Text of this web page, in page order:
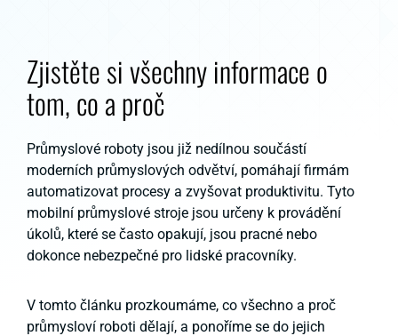
Zjistěte si všechny informace o
tom, co a proč
Průmyslové roboty jsou již nedílnou součástí
moderních průmyslových odvětví, pomáhají firmám
automatizovat procesy a zvyšovat produktivitu. Tyto
mobilní průmyslové stroje jsou určeny k provádění
úkolů, které se často opakují, jsou pracné nebo
dokonce nebezpečné pro lidské pracovníky.
V tomto článku prozkoumáme, co všechno a proč
průmysloví roboti dělají, a ponoříme se do jejich